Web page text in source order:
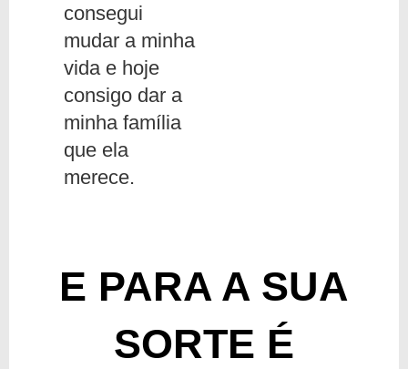
consegui
mudar a minha
vida e hoje
consigo dar a
minha família
que ela
merece.
E PARA A SUA
SORTE É